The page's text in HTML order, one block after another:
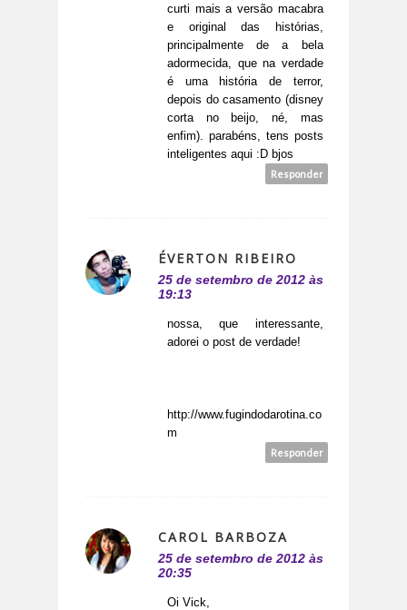
curti mais a versão macabra
e original das histórias,
principalmente de a bela
adormecida, que na verdade
é uma história de terror,
depois do casamento (disney
corta no beijo, né, mas
enfim). parabéns, tens posts
inteligentes aqui :D bjos
Responder
ÉVERTON RIBEIRO
25 de setembro de 2012 às
19:13
nossa, que interessante,
adorei o post de verdade!
http://www.fugindodarotina.co
m
Responder
CAROL BARBOZA
25 de setembro de 2012 às
20:35
Oi Vick,